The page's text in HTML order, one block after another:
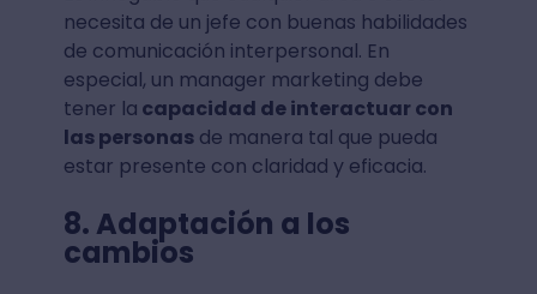
necesita de un jefe con buenas habilidades
de comunicación interpersonal. En
especial, un manager marketing debe
tener la capacidad de interactuar con
las personasde manera tal que pueda
estar presente con claridad y eficacia.
8. Adaptación a los
cambios